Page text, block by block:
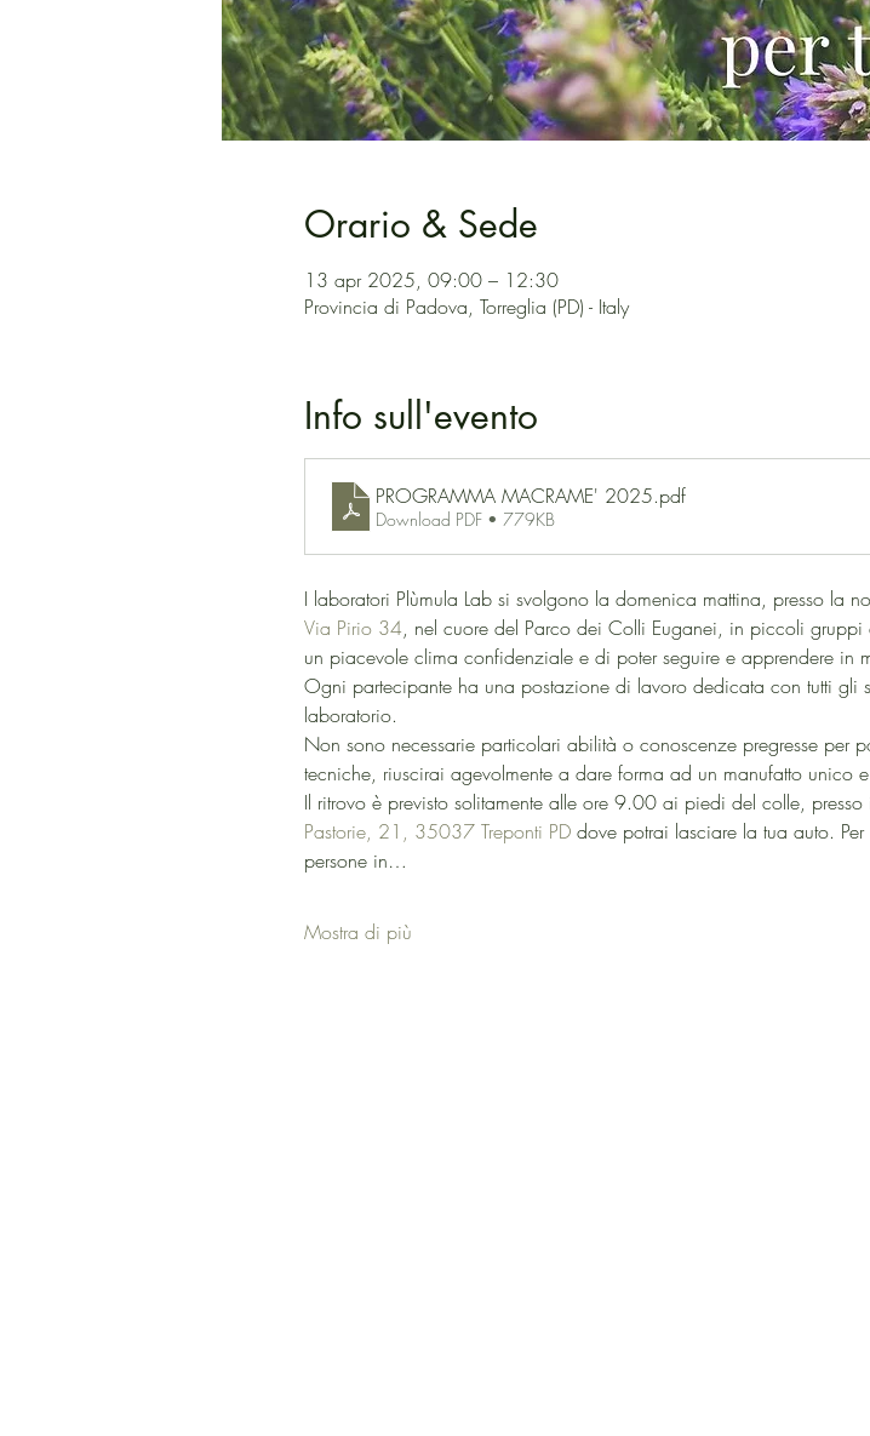
Orario & Sede
13 apr 2025, 09:00 – 12:30
Provincia di Padova, Torreglia (PD) - Italy
Info sull'evento
PROGRAMMA MACRAME' 2025.pdf
Download PDF • 779KB
I laboratori Plùmula Lab si svolgono la domenica mattina, presso la
Via Pirio 34, nel cuore del Parco dei Colli Euganei, in piccoli
un piacevole clima confidenziale e di poter seguire e apprendere in
Ogni partecipante ha una postazione di lavoro dedicata con tutti gli
laboratorio.
Non sono necessarie particolari abilità o conoscenze pregresse per
tecniche, riuscirai agevolmente a dare forma ad un manufatto unico
Il ritrovo è previsto solitamente alle ore 9.00 ai piedi del colle,
Pastorie, 21, 35037 Treponti PD dove potrai lasciare la tua auto.
persone in…
Mostra di più